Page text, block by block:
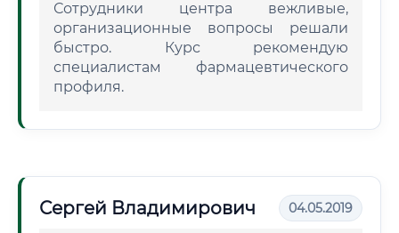
Сотрудники центра вежливые,
организационные вопросы решали
быстро. Курс рекомендую
специалистам фармацевтического
профиля.
Сергей Владимирович 04.05.2019